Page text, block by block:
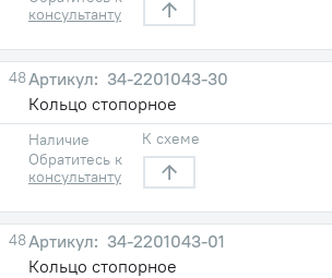
консультанту
48
34-2201043-30
Кольцо стопорное
Наличие
Обратитесь к
консультанту
К схеме
48
34-2201043-01
Кольцо стопорное